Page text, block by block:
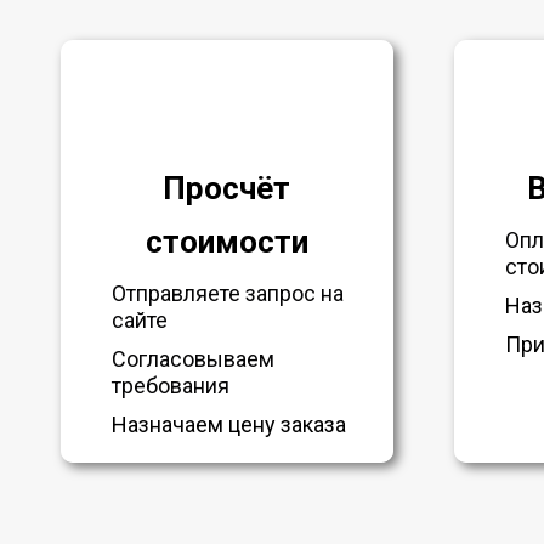
Просчёт
стоимости
Отправляете запрос на
сайте
Согласовываем
требования
Назначаем цену заказа